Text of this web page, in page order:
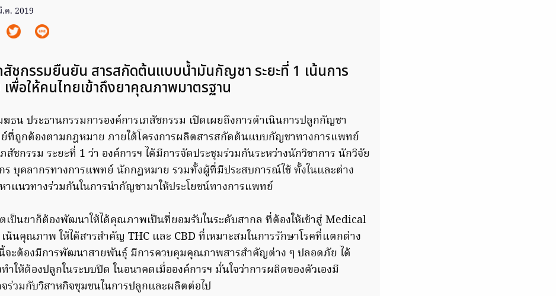
ค. 2019
สัชกรรมยืนยัน สารสกัดต้นแบบน้ำมันกัญชา ระยะที่ 1 เน้นการ
พื่อให้คนไทยเข้าถึงยาคุณภาพมาตรฐาน
ธน ประธานกรรมการองค์การเภสัชกรรม เปิดเผยถึงการดำเนินการปลูกกัญชา
ที่ถูกต้องตามกฎหมาย ภายใต้โครงการผลิตสารสกัดต้นแบบกัญชาทางการแพทย์
สัชกรรม ระยะที่ 1 ว่า องค์การฯ ได้มีการจัดประชุมร่วมกันระหว่างนักวิชาการ นักวิจัย
ร บุคลากรทางการแพทย์ นักกฎหมาย รวมทั้งผู้ที่มีประสบการณ์ใช้ ทั้งในและต่าง
าแนวทางร่วมกันในการนำกัญชามาให้ประโยชน์ทางการแพทย์
เป็นยาก็ต้องพัฒนาให้ได้คุณภาพเป็นที่ยอมรับในระดับสากล ที่ต้องให้เข้าสู่ Medical
เน้นคุณภาพ ให้ได้สารสำคัญ THC และ CBD ที่เหมาะสมในการรักษาโรคที่แตกต่าง
จะต้องมีการพัฒนาสายพันธุ์ มีการควบคุมคุณภาพสารสำคัญต่าง ๆ ปลอดภัย ได้
ำให้ต้องปลูกในระบบปิด ในอนาคตเมื่อองค์การฯ มั่นใจว่าการผลิตของตัวเองมี
วมกับวิสาหกิจชุมชนในการปลูกและผลิตต่อไป